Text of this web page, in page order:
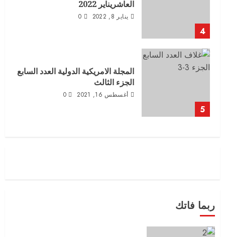
4
العاشريناير 2022
يناير 8, 2022 0
5
المجلة الامريكية الدولية العدد السابع
الجزء الثالث
أغسطس 16, 2021 0
ربما فاتك